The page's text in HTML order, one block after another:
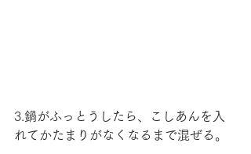
3. 鍋がふっとうしたら、こしあんを入
れてかたまりがなくなるまで混ぜる。